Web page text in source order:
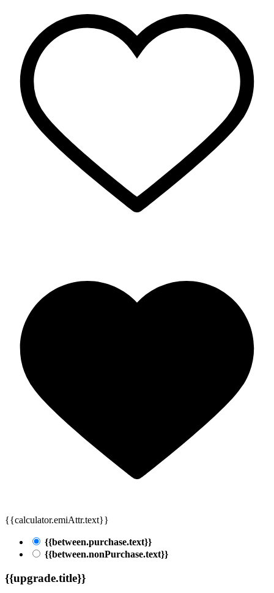
{{calculator.emiAttr.text}}
{{between.purchase.text}}
{{between.nonPurchase.text}}
{{upgrade.title}}